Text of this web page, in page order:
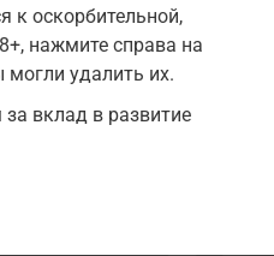
к оскорбительной,
нажмите справа на
удалить их.
вклад в развитие